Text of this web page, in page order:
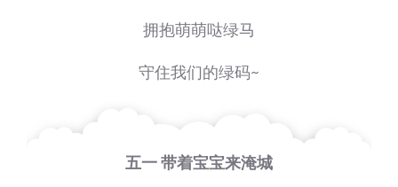
拥抱萌萌哒绿马
守住我们的绿码~
五一 带着宝宝来淹城